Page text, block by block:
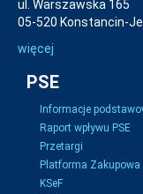
ul. Warszawska 165
05-520 Konstancin-
więcej
PSE
Informacje
Raport wpływu PSE
Przetargi
Platforma Zakupowa
KSeF